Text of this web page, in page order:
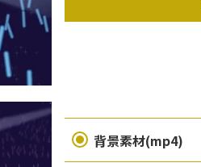
背景素材(mp4)